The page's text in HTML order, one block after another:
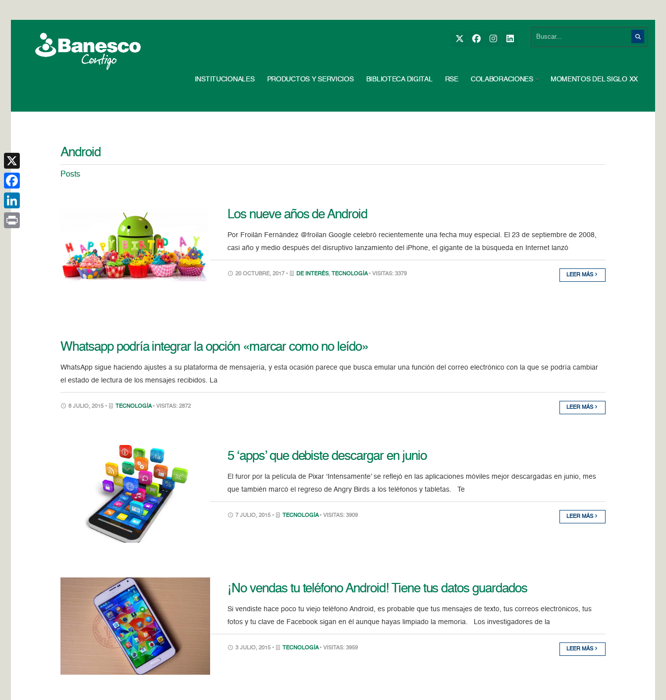
INSTITUCIONALES PRODUCTOS Y SERVICIOS BIBLIOTECA DIGITAL RSE COLABORACIONES MOMENTOS DEL SIGLO XX
Android
Posts
Los nueve años de Android
Por Froilán Fernández @froilan Google celebró recientemente una fecha muy especial. El 23 de septiembre de 2008,
casi año y medio después del disruptivo lanzamiento del iPhone, el gigante de la búsqueda en Internet lanzó
20 OCTUBRE, 2017 • DE INTERÉS, TECNOLOGÍA • VISITAS: 3379 LEER MÁS
Whatsapp podría integrar la opción «marcar como no leído»
WhatsApp sigue haciendo ajustes a su plataforma de mensajería, y esta ocasión parece que busca emular una función del correo electrónico con la que se podría cambiar
el estado de lectura de los mensajes recibidos. La
8 JULIO, 2015 • TECNOLOGÍA • VISITAS: 2872 LEER MÁS
5 ‘apps’ que debiste descargar en junio
El furor por la película de Pixar ‘Intensamente’ se reflejó en las aplicaciones móviles mejor descargadas en junio, mes
que también marcó el regreso de Angry Birds a los teléfonos y tabletas. Te
7 JULIO, 2015 • TECNOLOGÍA • VISITAS: 3909 LEER MÁS
¡No vendas tu teléfono Android! Tiene tus datos guardados
Si vendiste hace poco tu viejo teléfono Android, es probable que tus mensajes de texto, tus correos electrónicos, tus
fotos y tu clave de Facebook sigan en él aunque hayas limpiado la memoria. Los investigadores de la
3 JULIO, 2015 • TECNOLOGÍA • VISITAS: 3959 LEER MÁS
X
Facebook
LinkedIn